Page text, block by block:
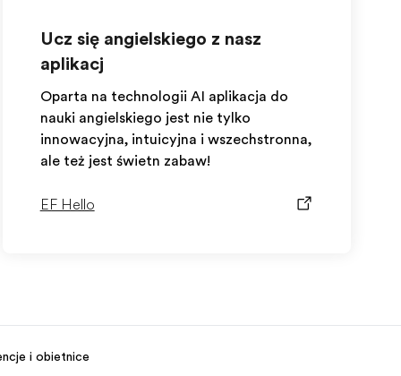
Ucz się angielskiego z naszą
aplikacją
Oparta na technologii AI aplikacja do
nauki angielskiego jest nie tylko
innowacyjna, intuicyjna i wszechstronna,
ale też jest świetną zabawą!
EF Hello
i obietnice